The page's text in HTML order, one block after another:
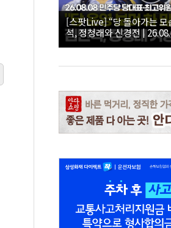
[스팟Live] “당 돌아가는
석, 정청래와 신경전 |
당대표·최고위원 후보 제주